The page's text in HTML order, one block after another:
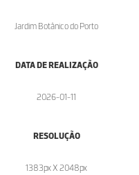
Jardim Botânico do Porto
DATA DE REALIZAÇÃO
2026-01-11
RESOLUÇÃO
1383px X 2048px